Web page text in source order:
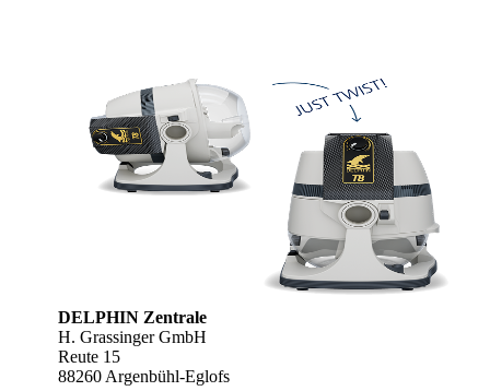
DELPHIN Zentrale
H. Grassinger GmbH
Reute 15
88260 Argenbühl-Eglofs